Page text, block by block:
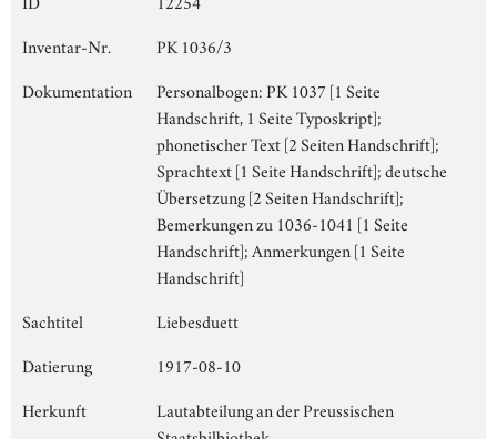
Inventar-Nr.
PK 1036/3
Dokumentation
Personalbogen: PK 1037 [1 Seite
Handschrift, 1 Seite Typoskript];
phonetischer Text [2 Seiten Handschrift];
Sprachtext [1 Seite Handschrift]; deutsche
Übersetzung [2 Seiten Handschrift];
Bemerkungen zu 1036-1041 [1 Seite
Handschrift]; Anmerkungen [1 Seite
Handschrift]
Sachtitel
Liebesduett
Datierung
1917-08-10
Herkunft
Lautabteilung an der Preussischen